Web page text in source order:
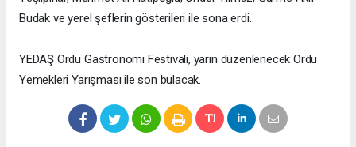
Budak ve yerel şeflerin gösterileri ile sona erdi.
YEDAŞ Ordu Gastronomi Festivali, yarın düzenlenecek Ordu
Yemekleri Yarışması ile son bulacak.